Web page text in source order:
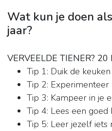
Wat kun je doen
jaar?
VERVEELDE TIENER? 20
Tip 1: Duik de keuken
Tip 2: Experimenteer
Tip 3: Kampeer in je
Tip 4: Lees een goed
Tip 5: Leer jezelf iets